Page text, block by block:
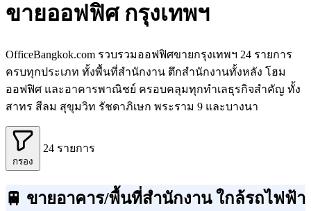
ขายออฟฟิศ กรุงเทพฯ
OfficeBangkok.com รวบรวมออฟฟิศขายกรุงเทพฯ 24 รายการ
ครบทุกประเภท ทั้งพื้นที่สำนักงาน ตึกสำนักงานทั้งหลัง โฮม
ออฟฟิศ และอาคารพาณิชย์ ครอบคลุมทุกทำเลธุรกิจสำคัญ ทั้ง
สาทร สีลม สุขุมวิท รัชดาภิเษก พระราม 9 และบางนา
กรอง
24 รายการ
🚆 ขายอาคาร/พื้นที่สำนักงาน ใกล้รถไฟฟ้า